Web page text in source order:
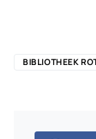
BIBLIOTHEEK